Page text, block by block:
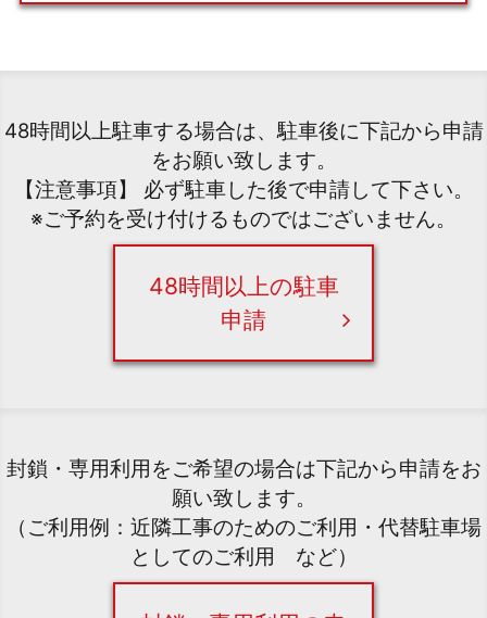
48時間以上駐車する場合は、駐車後に下記から申請
をお願い致します。
【注意事項】 必ず駐車した後で申請して下さい。
※ご予約を受け付けるものではございません。
48時間以上の駐車
申請
封鎖・専用利用をご希望の場合は下記から申請をお
願い致します。
（ご利用例：近隣工事のためのご利用・代替駐車場
としてのご利用 など）